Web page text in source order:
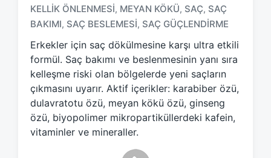
a
g
e
d
w
h
KELLIK ÖNLENMESI, MEYAN KÖKÜ, SAÇ, SAÇ
BAKIMI, SAÇ BESLEMESI, SAÇ GÜÇLENDIRME
Erkekler için saç dökülmesine karşı ultra etkili
formül. Saç bakımı ve beslenmesinin yanı sıra
kelleşme riski olan bölgelerde yeni saçların
çıkmasını uyarır. Aktif içerikler: karabiber özü,
dulavratotu özü, meyan kökü özü, ginseng
özü, biyopolimer mikropartiküllerdeki kafein,
vitaminler ve mineraller.